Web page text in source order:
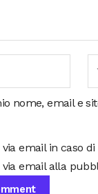
nome, email e
email in caso
email alla